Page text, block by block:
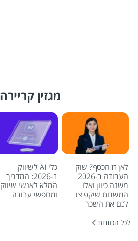
מגזין קריירה
לאן זז הכסף? שוק
העבודה ב-2026
משנה כיוון ואלו
המשרות שיקפיצו
לכם את השכר
כלי AI לשיווק
ב-2026: המדריך
המלא לאנשי שיווק
ומחפשי עבודה
לכל הכתבות